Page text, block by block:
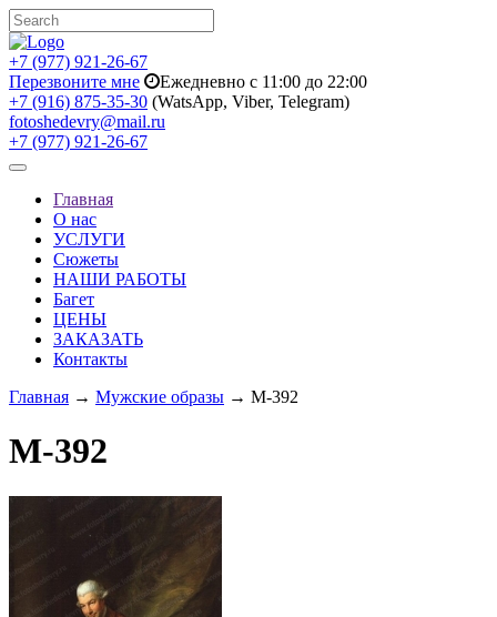
+7 (977) 921-26-67
Перезвоните мне
Ежедневно с 11:00 до 22:00
+7 (916) 875-35-30 (WatsApp, Viber, Telegram)
fotoshedevry@mail.ru
+7 (977) 921-26-67
Toggle
navigationГлавная
О нас
УСЛУГИ
Сюжеты
НАШИ РАБОТЫ
Багет
ЦЕНЫ
ЗАКАЗАТЬ
Контакты
Главная → Мужские образы → M-392
M-392